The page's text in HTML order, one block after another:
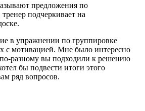
предложения по
подчеркивает на
в упражнении по группировке
с мотивацией. Мне было интересно
по-разному вы подходили к решению
бы подвести итоги этого
ряд вопросов.